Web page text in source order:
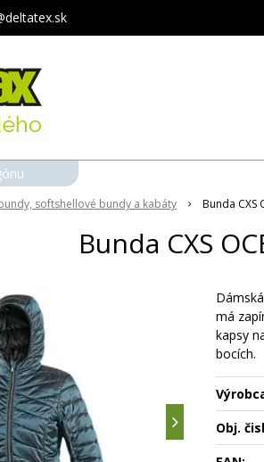
softshellové bundy a kabáty Bunda CXS
Bunda CXS
má
kapsy
bocích.
Obj.